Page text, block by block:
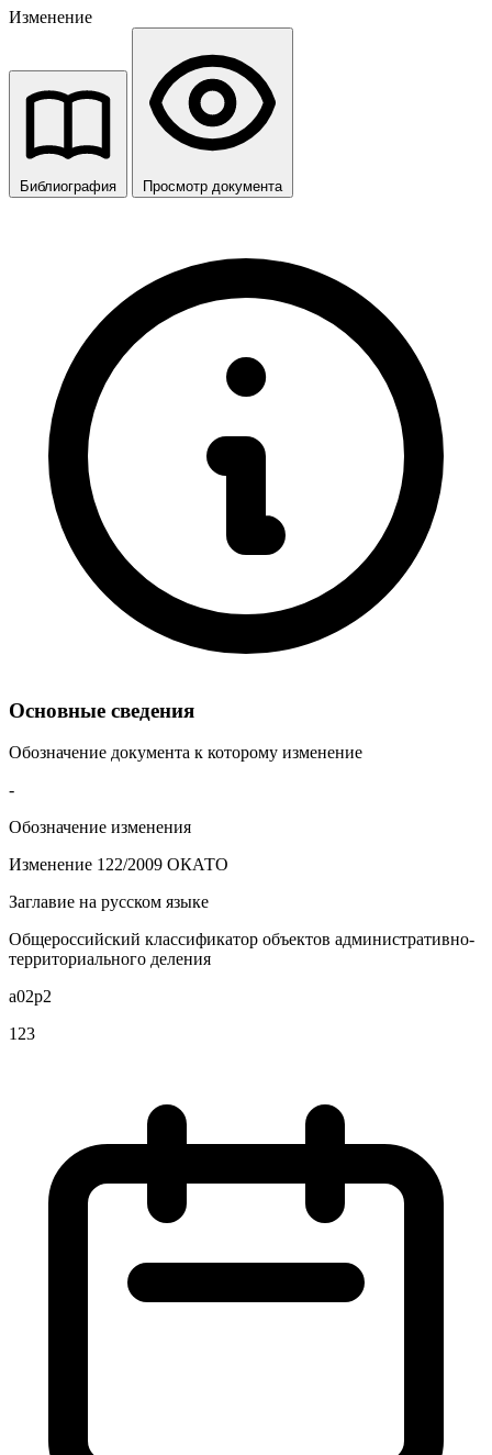
Изменение
Библиография Просмотр документа
Основные сведения
Обозначение документа к которому изменение
-
Обозначение изменения
Изменение 122/2009 ОКАТО
Заглавие на русском языке
Общероссийский классификатор объектов административно-
территориального деления
a02p2
123